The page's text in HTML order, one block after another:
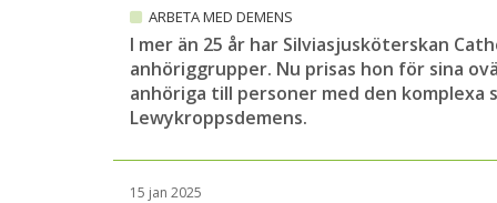
ARBETA MED DEMENS
I mer än 25 år har Silviasjusköterskan
anhöriggrupper. Nu prisas hon för sina
anhöriga till personer med den komplexa
Lewykroppsdemens.
15 jan 2025